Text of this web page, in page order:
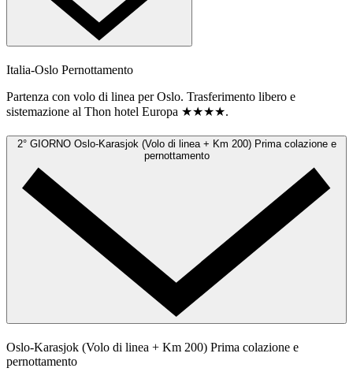
Italia-Oslo Pernottamento
Partenza con volo di linea per Oslo. Trasferimento libero e
sistemazione al Thon hotel Europa ★★★★.
2° GIORNO Oslo-Karasjok (Volo di linea + Km 200) Prima colazione e
pernottamento
Oslo-Karasjok (Volo di linea + Km 200) Prima colazione e
pernottamento